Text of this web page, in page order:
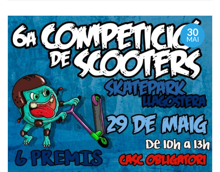
30
MAI